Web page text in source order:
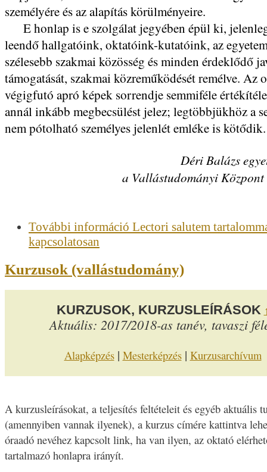
személyére és az alapítás körülményeire.
E honlap is e szolgálat jegyében épül ki,
leendő hallgatóink, oktatóink-kutatóink, az
szélesebb szakmai közösség és minden érdeklődő
támogatását, szakmai közreműködését remélve. Az
végigfutó apró képek sorrendje semmiféle
annál inkább megbecsülést jelez; legtöbbjükhöz a
nem pótolható személyes jelenlét emléke is kötődik.
Déri Balázs
a Vallástudományi
További információ Lectori salutem
kapcsolatosan
Kurzusok (vallástudomány)
KURZUSOK, KURZUSLEÍRÁSOK
Aktuális: 2017/2018-as tanév, tavaszi
Alapképzés| Mesterképzés| Kurzusarchívum
A kurzusleírásokat, a teljesítés feltételeit és egyéb aktuális
(amennyiben vannak ilyenek), a kurzus címére kattintva
óraadó nevéhez kapcsolt link, ha van ilyen, az oktató
tartalmazó honlapra irányít.